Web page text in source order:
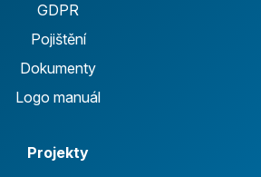
GDPR
Pojištění
Dokumenty
Logo manuál
Projekty